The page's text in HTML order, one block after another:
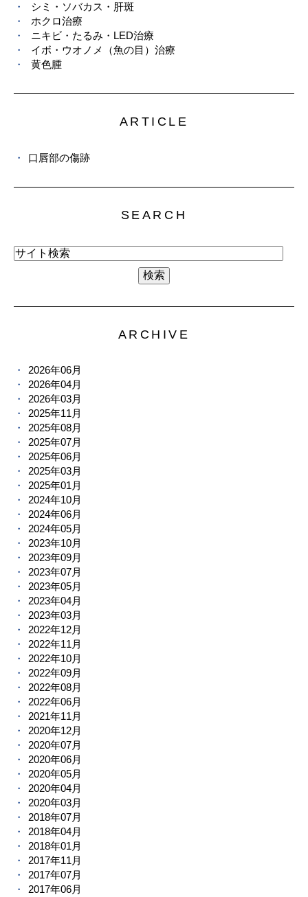
ARTICLE
口唇部の傷跡
SEARCH
ARCHIVE
2026年06月
2026年04月
2026年03月
2025年11月
2025年08月
2025年07月
2025年06月
2025年03月
2025年01月
2024年10月
2024年06月
2024年05月
2023年10月
2023年09月
2023年07月
2023年05月
2023年04月
2023年03月
2022年12月
2022年11月
2022年10月
2022年09月
2022年08月
2022年06月
2021年11月
2020年12月
2020年07月
2020年06月
2020年05月
2020年04月
2020年03月
2018年07月
2018年04月
2018年01月
2017年11月
2017年07月
2017年06月
シミ・ソバカス・肝斑
ホクロ治療
ニキビ・たるみ・LED治療
イボ・ウオノメ（魚の目）治療
黄色腫